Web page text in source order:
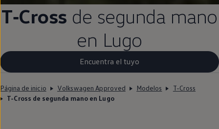
T‑Cross de segunda mano
en Lugo
Encuentra el tuyo
Página de inicio Volkswagen Approved Modelos
T-Cross
T-Cross de segunda mano en Lugo